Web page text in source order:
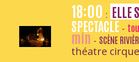
18:00 : ELLE
SPECTACLE -
min - SCÈNE
théatre